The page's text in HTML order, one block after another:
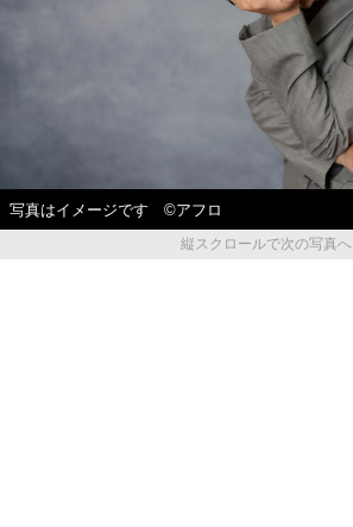
写真はイメージです ©アフロ
縦スクロールで次の写真へ